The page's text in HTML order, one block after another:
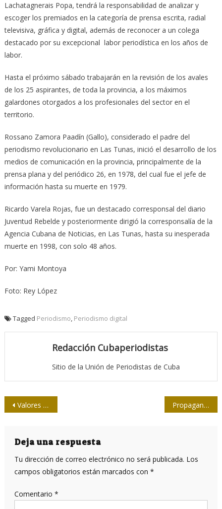
Lachatagnerais Popa, tendrá la responsabilidad de analizar y
escoger los premiados en la categoría de prensa escrita, radial
televisiva, gráfica y digital, además de reconocer a un colega
destacado por su excepcional labor periodística en los años de
labor.
Hasta el próximo sábado trabajarán en la revisión de los avales
de los 25 aspirantes, de toda la provincia, a los máximos
galardones otorgados a los profesionales del sector en el
territorio.
Rossano Zamora Paadín (Gallo), considerado el padre del
periodismo revolucionario en Las Tunas, inició el desarrollo de los
medios de comunicación en la provincia, principalmente de la
prensa plana y del periódico 26, en 1978, del cual fue el jefe de
información hasta su muerte en 1979.
Ricardo Varela Rojas, fue un destacado corresponsal del diario
Juventud Rebelde y posteriormente dirigió la corresponsalía de la
Agencia Cubana de Noticias, en Las Tunas, hasta su inesperada
muerte en 1998, con solo 48 años.
Por: Yami Montoya
Foto: Rey López
Tagged Periodismo, Periodismo digital
Redacción Cubaperiodistas
Sitio de la Unión de Periodistas de Cuba
Navegación
entradas
Valores de Armando Hart Propagandas silenciosas: tres lustros de un antídoto ante la seducción capitalista
Deja una respuesta
Tu dirección de correo electrónico no será publicada. Los
campos obligatorios están marcados con *
Comentario *